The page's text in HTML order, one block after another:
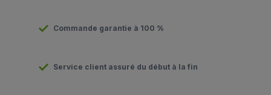
Commande garantie à 100 %
Service client assuré du début à la fin